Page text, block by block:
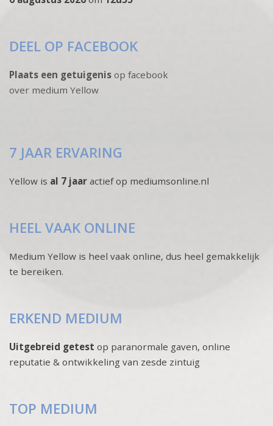
DEEL OP FACEBOOK
Plaats een getuigenis op facebook
over medium Yellow
7 JAAR ERVARING
Yellow is al 7 jaar actief op mediumsonline.nl
HEEL VAAK ONLINE
Medium Yellow is heel vaak online, dus heel gemakkelijk
te bereiken.
ERKEND MEDIUM
Uitgebreid getest op paranormale gaven, online
reputatie & ontwikkeling van zesde zintuig
TOP MEDIUM